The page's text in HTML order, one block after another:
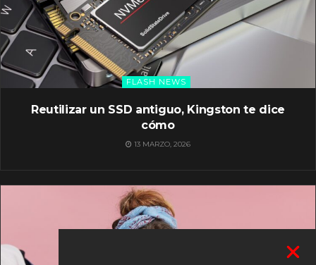
FLASH NEWS
Reutilizar un SSD antiguo, Kingston te dice
cómo
13 MARZO, 2026